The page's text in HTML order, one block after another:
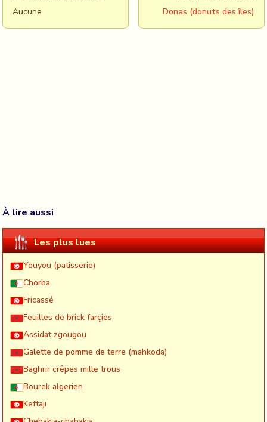
Aucune Donas (donuts des îles)
À lire aussi
Les plus lues
Youyou (patisserie)
Chorba
Fricassé
Feuilles de brick farçies
Assidat zgougou
Galette de pomme de terre (mahkoda)
Baghrir crêpes mille trous
Bourek algerien
Keftaji